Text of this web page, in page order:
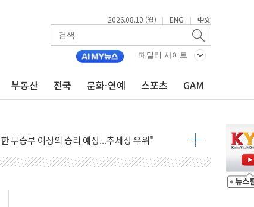
2026.08.10 (월) | ENG | 中文
패밀리 사이트
부동산 전국 문화·연예 스포츠 GAM
부부 재판 출석…과태료 언급에 "깎아주세요"
…HBM 후공정株 수혜 전망" - 그로쓰리서치
첫 도입…하반기 전략 점검
급제, 보험업계 '머니게임' 바로잡을 계기"
반도체가 더 뛰었다